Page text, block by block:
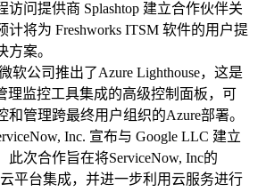
访问提供商 Splashtop 建立合作伙伴关
计将为 Freshworks ITSM 软件的用户提
方案。
软公司推出了Azure Lighthouse，这是
理监控工具集成的高级控制面板，可
和管理跨最终用户组织的Azure部署。
Inc. 宣布与 Google LLC 建立
此次合作旨在将ServiceNow, Inc的
平台集成，并进一步利用云服务进行